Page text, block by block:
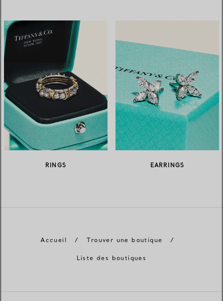
RINGS EARRINGS
Accueil / Trouver une boutique /
Liste des boutiques